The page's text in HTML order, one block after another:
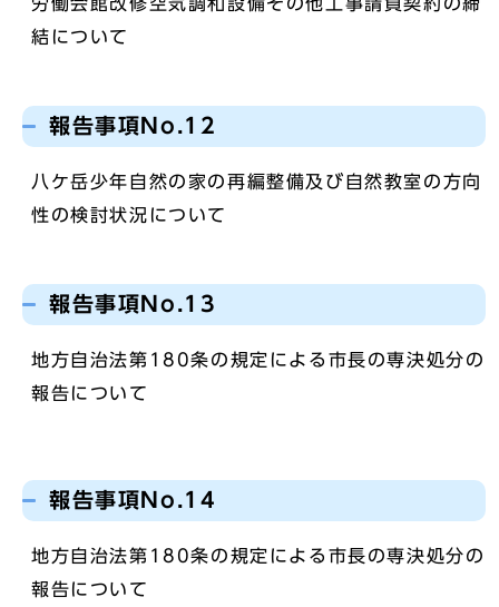
結について
報告事項No.12
八ケ岳少年自然の家の再編整備及び自然教室の方向
性の検討状況について
報告事項No.13
地方自治法第180条の規定による市長の専決処分の
報告について
報告事項No.14
地方自治法第180条の規定による市長の専決処分の
報告について